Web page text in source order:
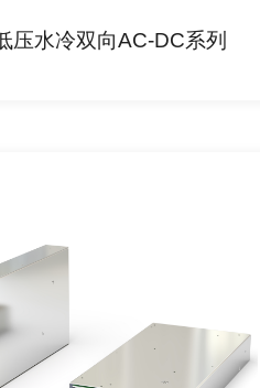
压水冷双向AC-DC系列